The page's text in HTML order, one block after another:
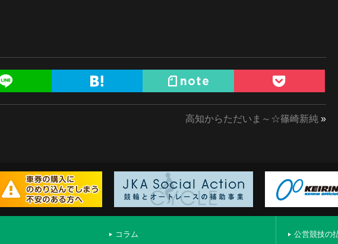
高知からただいま～☆篠崎新純 »
公営競技の
コラム